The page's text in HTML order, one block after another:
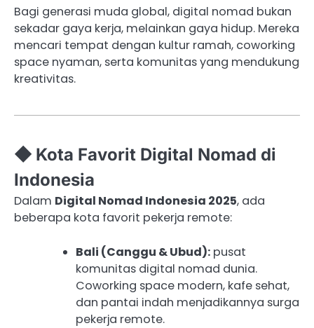
Bagi generasi muda global, digital nomad bukan
sekadar gaya kerja, melainkan gaya hidup. Mereka
mencari tempat dengan kultur ramah, coworking
space nyaman, serta komunitas yang mendukung
kreativitas.
◆ Kota Favorit Digital Nomad di
Indonesia
Dalam Digital Nomad Indonesia 2025, ada
beberapa kota favorit pekerja remote:
Bali (Canggu & Ubud): pusat
komunitas digital nomad dunia.
Coworking space modern, kafe sehat,
dan pantai indah menjadikannya surga
pekerja remote.